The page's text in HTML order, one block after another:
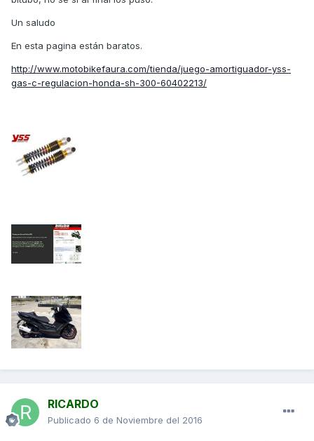
Un saludo
En esta pagina están baratos.
http://www.motobikefaura.com/tienda/juego-amortiguador-yss-
gas-c-regulacion-honda-sh-300-60402213/
RICARDO
Publicado 6 de Noviembre del 2016